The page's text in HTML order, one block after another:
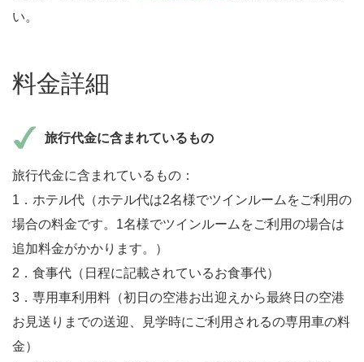
い。
料金詳細
旅行代金に含まれているもの
旅行代金に含まれているもの：
1．ホテル代（ホテル代は2名様でツインルームをご利用の
場合の料金です。1名様でツインルームをご利用の場合は
追加料金がかかります。）
2．食事代（日程に記載されているお食事代）
3．専用車利用料（初日の空港お出迎えから最終日の空港
お見送りまでの送迎、見学時にご利用されるの専用車の料
金）